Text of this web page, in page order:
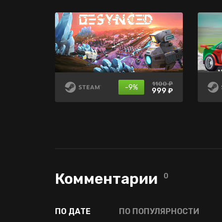
-9% 1100 ₽
999 ₽
-15% 699 ₽
594 ₽
нет в
продаже
Комментарии 0
ПО ДАТЕ ПО ПОПУЛЯРНОСТИ